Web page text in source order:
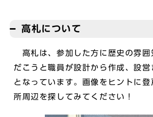
高札について
高札は、参加した方に歴史の雰囲
だこうと職員が設計から作成、設営
となっています。画像をヒントに
所周辺を探してみてください！